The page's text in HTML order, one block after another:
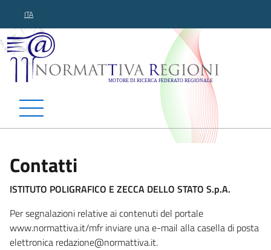
ITA
Normattiva Regioni -
Contatti
ISTITUTO POLIGRAFICO E ZECCA DELLO STATO S.p.A.
Per segnalazioni relative ai contenuti del portale
www.normattiva.it/mfr inviare una e-mail alla casella di posta
elettronica redazione@normattiva.it.